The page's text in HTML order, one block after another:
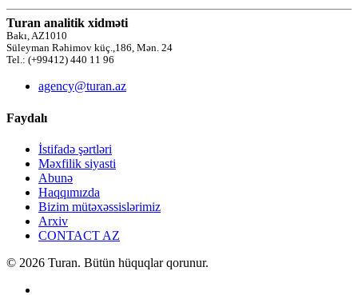
Turan analitik xidməti
Bakı, AZ1010
Süleyman Rəhimov küç.,186, Mən. 24
Tel.: (+99412) 440 11 96
agency@turan.az
Faydalı
İstifadə şərtləri
Məxfilik siyasti
Abunə
Haqqımızda
Bizim mütəxəssislərimiz
Arxiv
CONTACT AZ
© 2026 Turan. Bütün hüquqlar qorunur.